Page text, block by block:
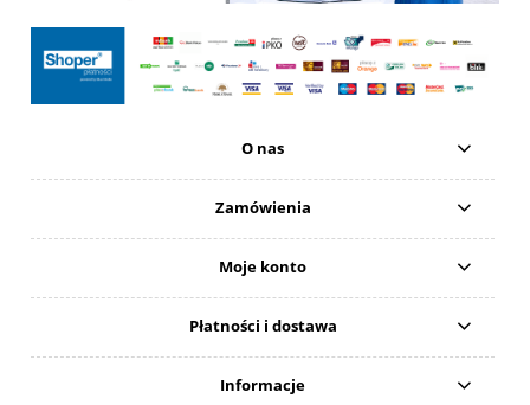
O nas
Zamówienia
Moje konto
Płatności i dostawa
Informacje